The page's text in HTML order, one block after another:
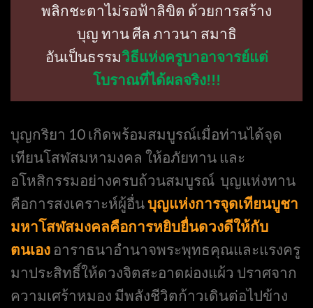
พลิกชะตาไม่รอฟ้าลิขิต ด้วยการสร้าง
บุญ ทาน ศีล ภาวนา สมาธิ
อันเป็นธรรมวิธีแห่งครูบาอาจารย์แต่
โบราณที่ได้ผลจริง!!!
บุญกริยา 10 เกิดพร้อมสมบูรณ์เมื่อท่านได้จุด
เทียนโสฬสมหามงคล ให้อภัยทาน และ
อโหสิกรรมอย่างครบถ้วนสมบูรณ์ บุญแห่งทาน
คือการสงเคราะห์ผู้อื่นบุญแห่งการจุดเทียนบูชา
มหาโสฬสมงคลคือการหยิบยื่นดวงดีให้กับ
ตนเอง อาราธนาอำนาจพระพุทธคุณและแรงครู
มาประสิทธิ์ให้ดวงจิตสะอาดผ่องแผ้ว ปราศจาก
ความเศร้าหมอง มีพลังชีวิตก้าวเดินต่อไปข้าง